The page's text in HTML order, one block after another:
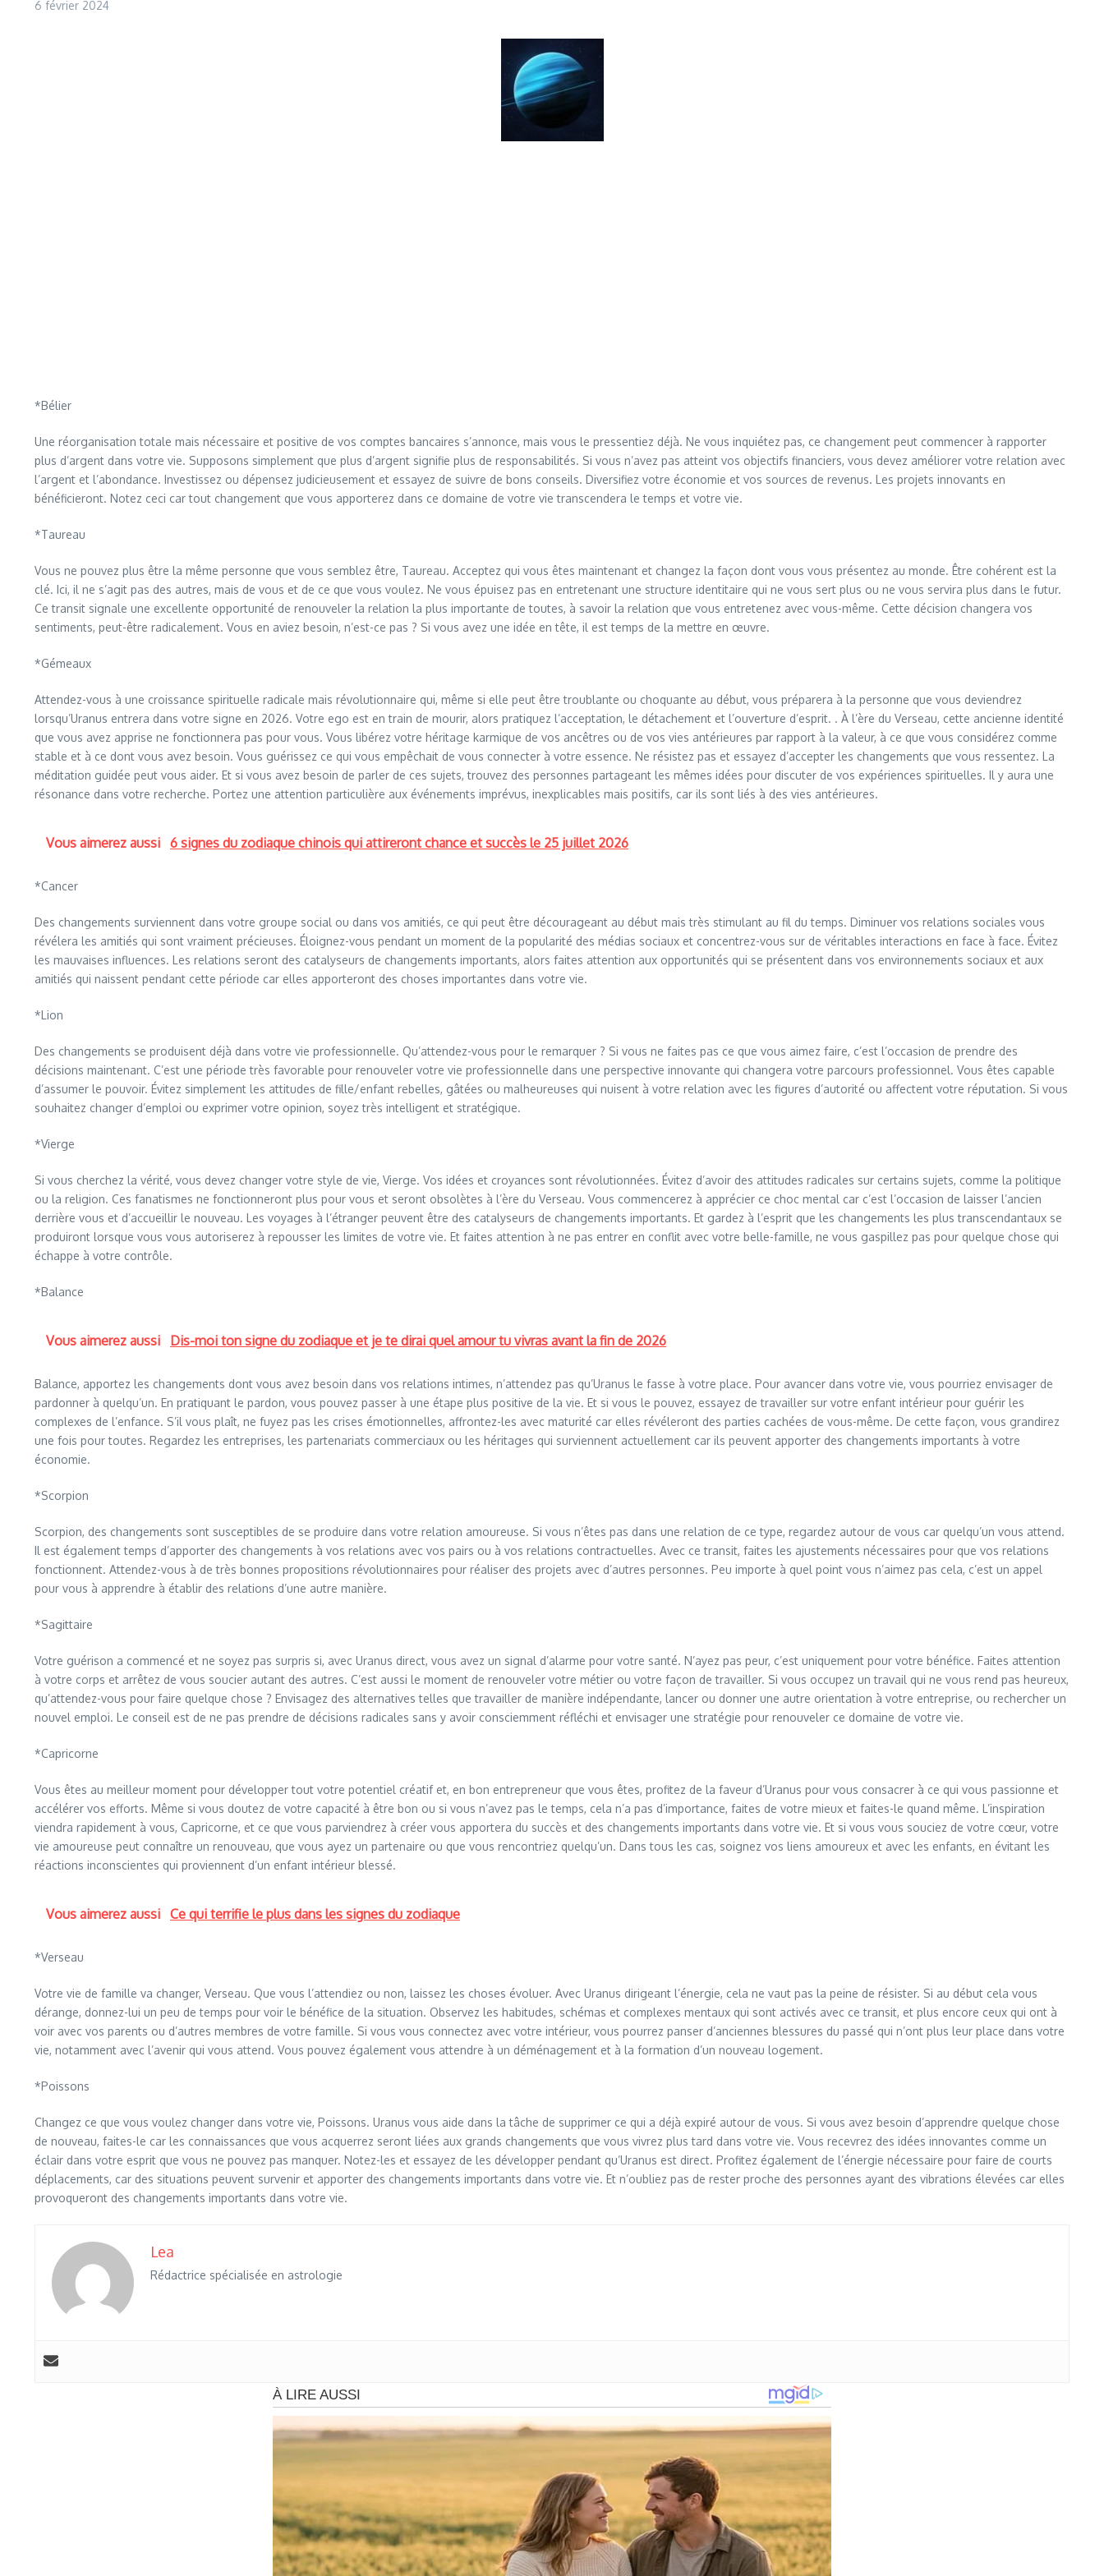
6 février 2024
*Bélier
Une réorganisation totale mais nécessaire et positive de vos comptes bancaires s’annonce, mais vous le pressentiez déjà. Ne vous inquiétez pas, ce changement peut commencer à rapporter
plus d’argent dans votre vie. Supposons simplement que plus d’argent signifie plus de responsabilités. Si vous n’avez pas atteint vos objectifs financiers, vous devez améliorer votre relation avec
l’argent et l’abondance. Investissez ou dépensez judicieusement et essayez de suivre de bons conseils. Diversifiez votre économie et vos sources de revenus. Les projets innovants en
bénéficieront. Notez ceci car tout changement que vous apporterez dans ce domaine de votre vie transcendera le temps et votre vie.
*Taureau
Vous ne pouvez plus être la même personne que vous semblez être, Taureau. Acceptez qui vous êtes maintenant et changez la façon dont vous vous présentez au monde. Être cohérent est la
clé. Ici, il ne s’agit pas des autres, mais de vous et de ce que vous voulez. Ne vous épuisez pas en entretenant une structure identitaire qui ne vous sert plus ou ne vous servira plus dans le futur.
Ce transit signale une excellente opportunité de renouveler la relation la plus importante de toutes, à savoir la relation que vous entretenez avec vous-même. Cette décision changera vos
sentiments, peut-être radicalement. Vous en aviez besoin, n’est-ce pas ? Si vous avez une idée en tête, il est temps de la mettre en œuvre.
*Gémeaux
Attendez-vous à une croissance spirituelle radicale mais révolutionnaire qui, même si elle peut être troublante ou choquante au début, vous préparera à la personne que vous deviendrez
lorsqu’Uranus entrera dans votre signe en 2026. Votre ego est en train de mourir, alors pratiquez l’acceptation, le détachement et l’ouverture d’esprit. . À l’ère du Verseau, cette ancienne identité
que vous avez apprise ne fonctionnera pas pour vous. Vous libérez votre héritage karmique de vos ancêtres ou de vos vies antérieures par rapport à la valeur, à ce que vous considérez comme
stable et à ce dont vous avez besoin. Vous guérissez ce qui vous empêchait de vous connecter à votre essence. Ne résistez pas et essayez d’accepter les changements que vous ressentez. La
méditation guidée peut vous aider. Et si vous avez besoin de parler de ces sujets, trouvez des personnes partageant les mêmes idées pour discuter de vos expériences spirituelles. Il y aura une
résonance dans votre recherche. Portez une attention particulière aux événements imprévus, inexplicables mais positifs, car ils sont liés à des vies antérieures.
Vous aimerez aussi 6 signes du zodiaque chinois qui attireront chance et succès le 25 juillet 2026
*Cancer
Des changements surviennent dans votre groupe social ou dans vos amitiés, ce qui peut être décourageant au début mais très stimulant au fil du temps. Diminuer vos relations sociales vous
révélera les amitiés qui sont vraiment précieuses. Éloignez-vous pendant un moment de la popularité des médias sociaux et concentrez-vous sur de véritables interactions en face à face. Évitez
les mauvaises influences. Les relations seront des catalyseurs de changements importants, alors faites attention aux opportunités qui se présentent dans vos environnements sociaux et aux
amitiés qui naissent pendant cette période car elles apporteront des choses importantes dans votre vie.
*Lion
Des changements se produisent déjà dans votre vie professionnelle. Qu’attendez-vous pour le remarquer ? Si vous ne faites pas ce que vous aimez faire, c’est l’occasion de prendre des
décisions maintenant. C’est une période très favorable pour renouveler votre vie professionnelle dans une perspective innovante qui changera votre parcours professionnel. Vous êtes capable
d’assumer le pouvoir. Évitez simplement les attitudes de fille/enfant rebelles, gâtées ou malheureuses qui nuisent à votre relation avec les figures d’autorité ou affectent votre réputation. Si vous
souhaitez changer d’emploi ou exprimer votre opinion, soyez très intelligent et stratégique.
*Vierge
Si vous cherchez la vérité, vous devez changer votre style de vie, Vierge. Vos idées et croyances sont révolutionnées. Évitez d’avoir des attitudes radicales sur certains sujets, comme la politique
ou la religion. Ces fanatismes ne fonctionneront plus pour vous et seront obsolètes à l’ère du Verseau. Vous commencerez à apprécier ce choc mental car c’est l’occasion de laisser l’ancien
derrière vous et d’accueillir le nouveau. Les voyages à l’étranger peuvent être des catalyseurs de changements importants. Et gardez à l’esprit que les changements les plus transcendantaux se
produiront lorsque vous vous autoriserez à repousser les limites de votre vie. Et faites attention à ne pas entrer en conflit avec votre belle-famille, ne vous gaspillez pas pour quelque chose qui
échappe à votre contrôle.
*Balance
Vous aimerez aussi Dis-moi ton signe du zodiaque et je te dirai quel amour tu vivras avant la fin de 2026
Balance, apportez les changements dont vous avez besoin dans vos relations intimes, n’attendez pas qu’Uranus le fasse à votre place. Pour avancer dans votre vie, vous pourriez envisager de
pardonner à quelqu’un. En pratiquant le pardon, vous pouvez passer à une étape plus positive de la vie. Et si vous le pouvez, essayez de travailler sur votre enfant intérieur pour guérir les
complexes de l’enfance. S’il vous plaît, ne fuyez pas les crises émotionnelles, affrontez-les avec maturité car elles révéleront des parties cachées de vous-même. De cette façon, vous grandirez
une fois pour toutes. Regardez les entreprises, les partenariats commerciaux ou les héritages qui surviennent actuellement car ils peuvent apporter des changements importants à votre
économie.
*Scorpion
Scorpion, des changements sont susceptibles de se produire dans votre relation amoureuse. Si vous n’êtes pas dans une relation de ce type, regardez autour de vous car quelqu’un vous attend.
Il est également temps d’apporter des changements à vos relations avec vos pairs ou à vos relations contractuelles. Avec ce transit, faites les ajustements nécessaires pour que vos relations
fonctionnent. Attendez-vous à de très bonnes propositions révolutionnaires pour réaliser des projets avec d’autres personnes. Peu importe à quel point vous n’aimez pas cela, c’est un appel
pour vous à apprendre à établir des relations d’une autre manière.
*Sagittaire
Votre guérison a commencé et ne soyez pas surpris si, avec Uranus direct, vous avez un signal d’alarme pour votre santé. N’ayez pas peur, c’est uniquement pour votre bénéfice. Faites attention
à votre corps et arrêtez de vous soucier autant des autres. C’est aussi le moment de renouveler votre métier ou votre façon de travailler. Si vous occupez un travail qui ne vous rend pas heureux,
qu’attendez-vous pour faire quelque chose ? Envisagez des alternatives telles que travailler de manière indépendante, lancer ou donner une autre orientation à votre entreprise, ou rechercher un
nouvel emploi. Le conseil est de ne pas prendre de décisions radicales sans y avoir consciemment réfléchi et envisager une stratégie pour renouveler ce domaine de votre vie.
*Capricorne
Vous êtes au meilleur moment pour développer tout votre potentiel créatif et, en bon entrepreneur que vous êtes, profitez de la faveur d’Uranus pour vous consacrer à ce qui vous passionne et
accélérer vos efforts. Même si vous doutez de votre capacité à être bon ou si vous n’avez pas le temps, cela n’a pas d’importance, faites de votre mieux et faites-le quand même. L’inspiration
viendra rapidement à vous, Capricorne, et ce que vous parviendrez à créer vous apportera du succès et des changements importants dans votre vie. Et si vous vous souciez de votre cœur, votre
vie amoureuse peut connaître un renouveau, que vous ayez un partenaire ou que vous rencontriez quelqu’un. Dans tous les cas, soignez vos liens amoureux et avec les enfants, en évitant les
réactions inconscientes qui proviennent d’un enfant intérieur blessé.
Vous aimerez aussi Ce qui terrifie le plus dans les signes du zodiaque
*Verseau
Votre vie de famille va changer, Verseau. Que vous l’attendiez ou non, laissez les choses évoluer. Avec Uranus dirigeant l’énergie, cela ne vaut pas la peine de résister. Si au début cela vous
dérange, donnez-lui un peu de temps pour voir le bénéfice de la situation. Observez les habitudes, schémas et complexes mentaux qui sont activés avec ce transit, et plus encore ceux qui ont à
voir avec vos parents ou d’autres membres de votre famille. Si vous vous connectez avec votre intérieur, vous pourrez panser d’anciennes blessures du passé qui n’ont plus leur place dans votre
vie, notamment avec l’avenir qui vous attend. Vous pouvez également vous attendre à un déménagement et à la formation d’un nouveau logement.
*Poissons
Changez ce que vous voulez changer dans votre vie, Poissons. Uranus vous aide dans la tâche de supprimer ce qui a déjà expiré autour de vous. Si vous avez besoin d’apprendre quelque chose
de nouveau, faites-le car les connaissances que vous acquerrez seront liées aux grands changements que vous vivrez plus tard dans votre vie. Vous recevrez des idées innovantes comme un
éclair dans votre esprit que vous ne pouvez pas manquer. Notez-les et essayez de les développer pendant qu’Uranus est direct. Profitez également de l’énergie nécessaire pour faire de courts
déplacements, car des situations peuvent survenir et apporter des changements importants dans votre vie. Et n’oubliez pas de rester proche des personnes ayant des vibrations élevées car elles
provoqueront des changements importants dans votre vie.
Lea
Rédactrice spécialisée en astrologie